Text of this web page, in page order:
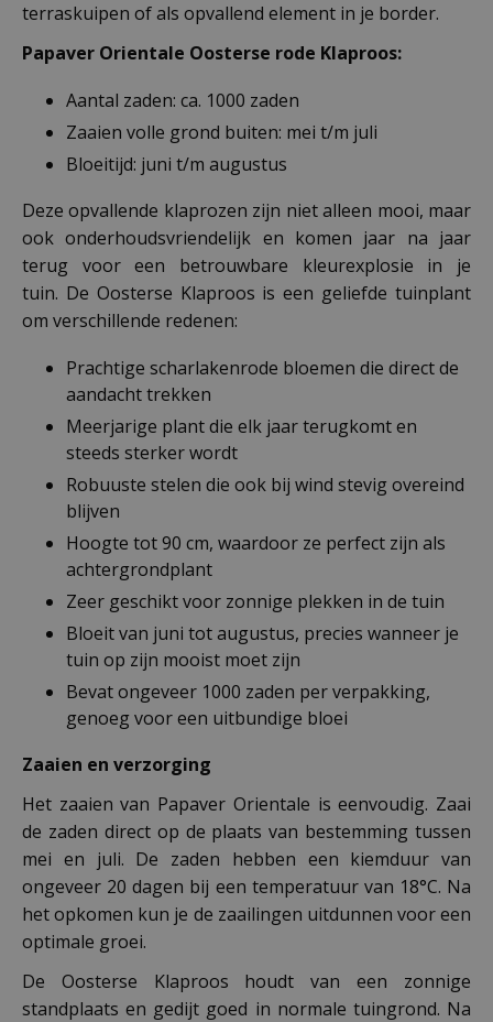
terraskuipen of als opvallend element in je border.
Papaver Orientale Oosterse rode Klaproos:
Aantal zaden: ca. 1000 zaden
Zaaien volle grond buiten: mei t/m juli
Bloeitijd: juni t/m augustus
Deze opvallende klaprozen zijn niet alleen mooi, maar
ook onderhoudsvriendelijk en komen jaar na jaar
terug voor een betrouwbare kleurexplosie in je
tuin. De Oosterse Klaproos is een geliefde tuinplant
om verschillende redenen:
Prachtige scharlakenrode bloemen die direct de
aandacht trekken
Meerjarige plant die elk jaar terugkomt en
steeds sterker wordt
Robuuste stelen die ook bij wind stevig overeind
blijven
Hoogte tot 90 cm, waardoor ze perfect zijn als
achtergrondplant
Zeer geschikt voor zonnige plekken in de tuin
Bloeit van juni tot augustus, precies wanneer je
tuin op zijn mooist moet zijn
Bevat ongeveer 1000 zaden per verpakking,
genoeg voor een uitbundige bloei
Zaaien en verzorging
Het zaaien van Papaver Orientale is eenvoudig. Zaai
de zaden direct op de plaats van bestemming tussen
mei en juli. De zaden hebben een kiemduur van
ongeveer 20 dagen bij een temperatuur van 18°C. Na
het opkomen kun je de zaailingen uitdunnen voor een
optimale groei.
De Oosterse Klaproos houdt van een zonnige
standplaats en gedijt goed in normale tuingrond. Na